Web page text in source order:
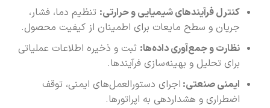
کنترل فرآیندهای شیمیایی و حرارتی: تنظیم دما، فشار،
جریان و سطح مایعات برای اطمینان از کیفیت محصول.
نظارت و جمع‌آوری داده‌ها: ثبت و ذخیره اطلاعات عملیاتی
برای تحلیل و بهینه‌سازی فرآیندها.
ایمنی صنعتی: اجرای دستورالعمل‌های ایمنی، توقف
اضطراری و هشداردهی به اپراتورها.